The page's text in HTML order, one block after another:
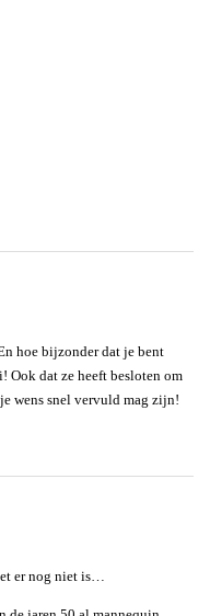
hoe bijzonder dat je bent
Ook dat ze heeft besloten om
wens snel vervuld mag zijn!
er nog niet is…